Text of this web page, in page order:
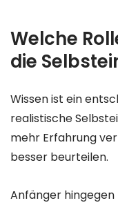
Welche
die
Wissen ist ein
realistische
mehr Erfahrung
besser beurteilen.
Anfänger